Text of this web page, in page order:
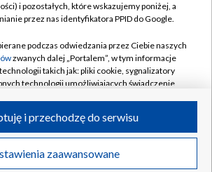
Cyfrowa
Pomoc
Kontakt
Kanały
Polska S.A. w likwidacji
i pozostałych, które wskazujemy poniżej, a
przez nas identyfikatora PPID do Google.
podczas odwiedzania przez Ciebie naszych
zwanych dalej „Portalem”, w tym informacje
takich jak: pliki cookie, sygnalizatory
technologii umożliwiających świadczenie
podczas odwiedzania przez Ciebie
na Portalu, takie jak adresy IP, identyfikatory
zaawansowane
i przechodzę do serwisu